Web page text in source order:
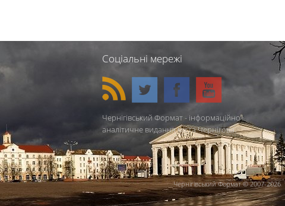
Соціальні мережі
Чернігівський Формат - інформаційно-
аналітичне видання міста Чернігова.
Чернігівський Формат © 2007-2026.